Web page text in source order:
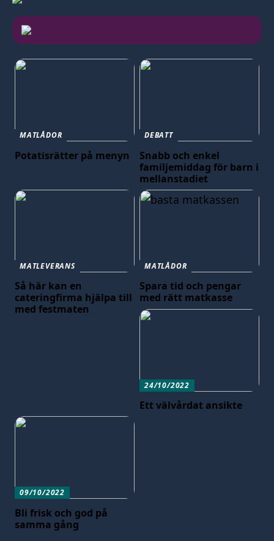
MATLÅDOR
Potatisrätter på menyn
DEBATT
Snabb och enkel
familjemiddag för barn i
mellanstadiet
MATLEVERANS
Så här kan en
cateringfirma hjälpa till
med festmaten
MATLÅDOR
Spara tid och pengar
med rätt matkasse
24/10/2022
Ett välvårdat ansikte
09/10/2022
Bli frisk och god på
samma gång